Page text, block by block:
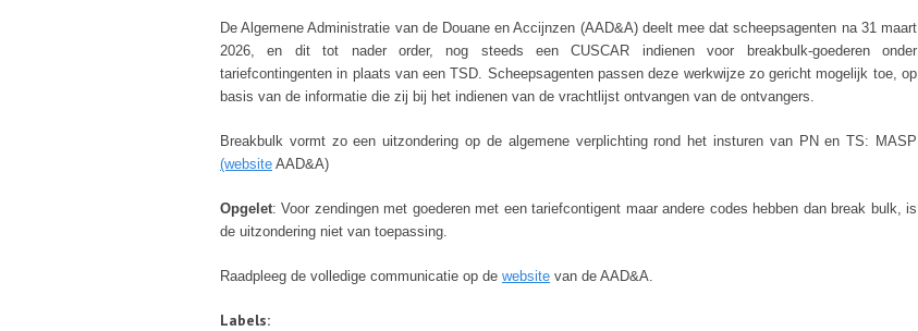
De Algemene Administratie van de Douane en Accijnzen (AAD&A) deelt mee dat scheepsagenten na 31 maart
2026, en dit tot nader order, nog steeds een CUSCAR indienen voor breakbulk-goederen onder
tariefcontingenten in plaats van een TSD. Scheepsagenten passen deze werkwijze zo gericht mogelijk toe, op
basis van de informatie die zij bij het indienen van de vrachtlijst ontvangen van de ontvangers.
Breakbulk vormt zo een uitzondering op de algemene verplichting rond het insturen van PN en TS: MASP
(website AAD&A)
Opgelet: Voor zendingen met goederen met een tariefcontigent maar andere codes hebben dan break bulk, is
de uitzondering niet van toepassing.
Raadpleeg de volledige communicatie op de website van de AAD&A.
Labels: